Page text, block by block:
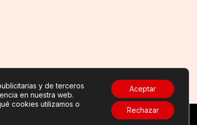
y de terceros
en nuestra web.
cookies utilizamos o
Aceptar
Rechazar